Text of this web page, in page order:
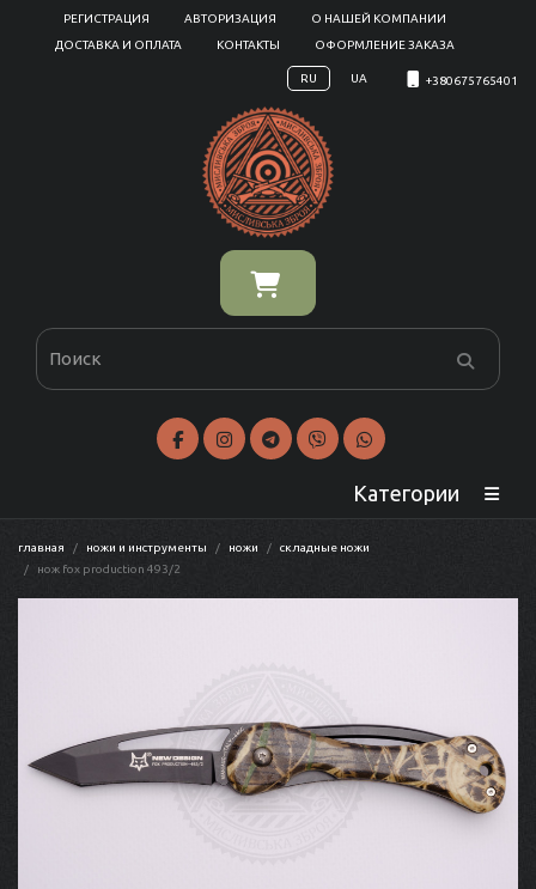
РЕГИСТРАЦИЯ АВТОРИЗАЦИЯ
О НАШЕЙ КОМПАНИИ
ДОСТАВКА И ОПЛАТА
КОНТАКТЫ ОФОРМЛЕНИЕ ЗАКАЗА
RU UA +380675765401
Категории
главная ножи и инструменты ножи
складные ножи
нож fox production 493/2